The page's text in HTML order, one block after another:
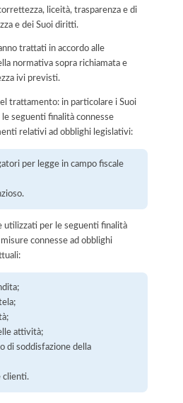
liceità, trasparenza e di
e dei Suoi diritti.
trattati in accordo alle
normativa sopra richiamata e
ivi previsti.
trattamento: in particolare i Suoi
seguenti finalità connesse
relativi ad obblighi legislativi:
per legge in campo fiscale
utilizzati per le seguenti finalità
connesse ad obblighi
attività;
di soddisfazione della
clienti.